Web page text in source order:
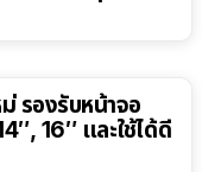
รองรับหน้าจอ
16″ และใช้ได้ดี